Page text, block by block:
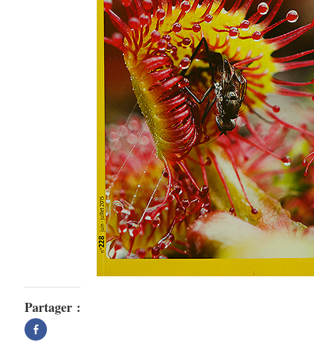
Partager :
Partager
sur